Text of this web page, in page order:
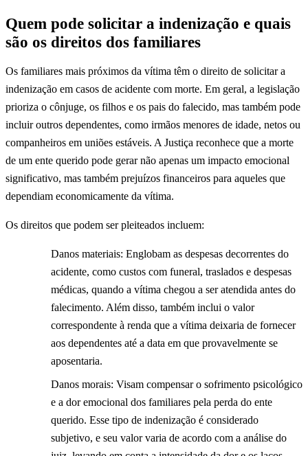
Quem pode solicitar a indenização e quais
são os direitos dos familiares
Os familiares mais próximos da vítima têm o direito de solicitar a
indenização em casos de acidente com morte. Em geral, a legislação
prioriza o cônjuge, os filhos e os pais do falecido, mas também pode
incluir outros dependentes, como irmãos menores de idade, netos ou
companheiros em uniões estáveis. A Justiça reconhece que a morte
de um ente querido pode gerar não apenas um impacto emocional
significativo, mas também prejuízos financeiros para aqueles que
dependiam economicamente da vítima.
Os direitos que podem ser pleiteados incluem:
Danos materiais: Englobam as despesas decorrentes do
acidente, como custos com funeral, traslados e despesas
médicas, quando a vítima chegou a ser atendida antes do
falecimento. Além disso, também inclui o valor
correspondente à renda que a vítima deixaria de fornecer
aos dependentes até a data em que provavelmente se
aposentaria.
Danos morais: Visam compensar o sofrimento psicológico
e a dor emocional dos familiares pela perda do ente
querido. Esse tipo de indenização é considerado
subjetivo, e seu valor varia de acordo com a análise do